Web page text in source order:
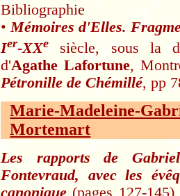
Bibliographie
• Mémoires d'Elles.
Ier-XXe siècle, sous la
d'Agathe Lafortune,
Pétronille de Chémillé, pp
Marie-Madeleine-
Mortemart
Les rapports de
Fontevraud, avec les
canonique (pages 127-